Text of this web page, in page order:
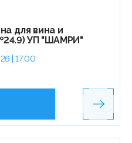
для вина и
УП "ШАМРИ"
| 17:00